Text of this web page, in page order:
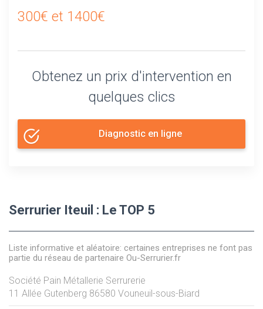
300€ et 1400€
Obtenez un prix d'intervention en
quelques clics
Diagnostic en ligne
Serrurier Iteuil : Le TOP 5
Liste informative et aléatoire: certaines entreprises ne font pas
partie du réseau de partenaire Ou-Serrurier.fr
Société Pain Métallerie Serrurerie
11 Allée Gutenberg 86580 Vouneuil-sous-Biard